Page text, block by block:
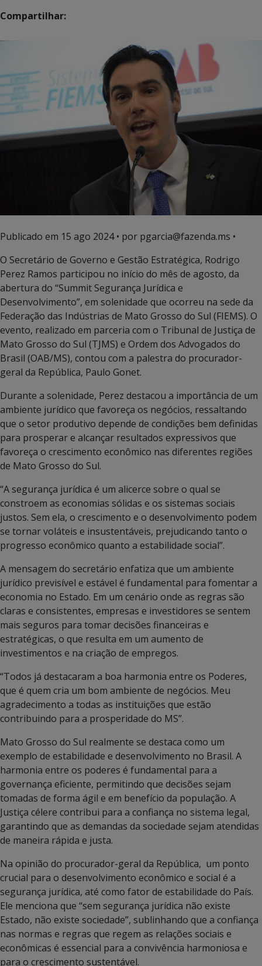
Compartilhar:
Publicado em 15 ago 2024• por pgarcia@fazenda.ms •
O Secretário de Governo e Gestão Estratégica, Rodrigo
Perez Ramos participou no início do mês de agosto, da
abertura do “Summit Segurança Jurídica e
Desenvolvimento”, em solenidade que ocorreu na sede da
Federação das Indústrias de Mato Grosso do Sul (FIEMS). O
evento, realizado em parceria com o Tribunal de Justiça de
Mato Grosso do Sul (TJMS) e Ordem dos Advogados do
Brasil (OAB/MS), contou com a palestra do procurador-
geral da República, Paulo Gonet.
Durante a solenidade, Perez destacou a importância de um
ambiente jurídico que favoreça os negócios, ressaltando
que o setor produtivo depende de condições bem definidas
para prosperar e alcançar resultados expressivos que
favoreça o crescimento econômico nas diferentes regiões
de Mato Grosso do Sul.
“A segurança jurídica é um alicerce sobre o qual se
constroem as economias sólidas e os sistemas sociais
justos. Sem ela, o crescimento e o desenvolvimento podem
se tornar voláteis e insustentáveis, prejudicando tanto o
progresso econômico quanto a estabilidade social”.
A mensagem do secretário enfatiza que um ambiente
jurídico previsível e estável é fundamental para fomentar a
economia no Estado. Em um cenário onde as regras são
claras e consistentes, empresas e investidores se sentem
mais seguros para tomar decisões financeiras e
estratégicas, o que resulta em um aumento de
investimentos e na criação de empregos.
“Todos já destacaram a boa harmonia entre os Poderes,
que é quem cria um bom ambiente de negócios. Meu
agradecimento a todas as instituições que estão
contribuindo para a prosperidade do MS”.
Mato Grosso do Sul realmente se destaca como um
exemplo de estabilidade e desenvolvimento no Brasil. A
harmonia entre os poderes é fundamental para a
governança eficiente, permitindo que decisões sejam
tomadas de forma ágil e em benefício da população. A
Justiça célere contribui para a confiança no sistema legal,
garantindo que as demandas da sociedade sejam atendidas
de maneira rápida e justa.
Na opinião do procurador-geral da República, um ponto
crucial para o desenvolvimento econômico e social é a
segurança jurídica, até como fator de estabilidade do País.
Ele menciona que “sem segurança jurídica não existe
Estado, não existe sociedade”, sublinhando que a confiança
nas normas e regras que regem as relações sociais e
econômicas é essencial para a convivência harmoniosa e
para o crescimento sustentável.